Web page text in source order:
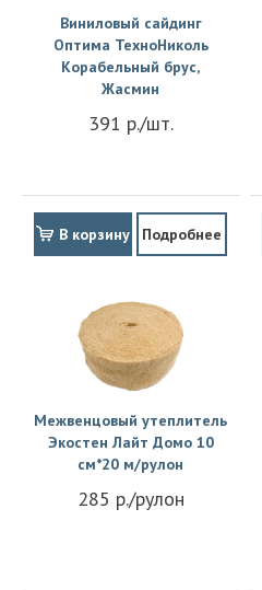
Виниловый сайдинг
Оптима ТехноНиколь
Корабельный брус,
Жасмин
391 р./шт.
В корзину Подробнее
Межвенцовый утеплитель
Экостен Лайт Домо 10
см*20 м/рулон
285 р./рулон